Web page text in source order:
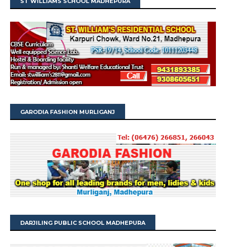
GARODIA FASHION MURLIGANJ
DARJILING PUBLIC SCHOOL MADHEPURA